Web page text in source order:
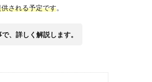
される予定です。
、詳しく解説します。